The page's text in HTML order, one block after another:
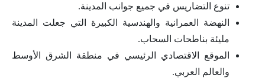
تنوع التضاريس في جميع جوانب المدينة.
النهضة العمرانية والهندسية الكبيرة التي جعلت المدينة
مليئة بناطحات السحاب.
الموقع الاقتصادي الرئيسي في منطقة الشرق الأوسط
والعالم العربي.